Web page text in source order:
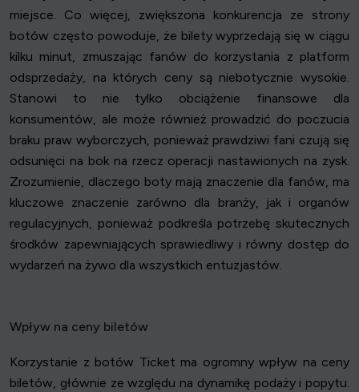
miejsce. Co więcej, zwiększona konkurencja ze strony
botów często powoduje, że bilety wyprzedają się w ciągu
kilku minut, zmuszając fanów do korzystania z platform
odsprzedaży, na których ceny są niebotycznie wysokie.
Stanowi to nie tylko obciążenie finansowe dla
konsumentów, ale może również prowadzić do poczucia
braku praw wyborczych, ponieważ prawdziwi fani czują się
odsunięci na bok na rzecz operacji nastawionych na zysk.
Zrozumienie, dlaczego boty mają znaczenie dla fanów, ma
kluczowe znaczenie zarówno dla branży, jak i organów
regulacyjnych, ponieważ podkreśla potrzebę skutecznych
środków zapewniających sprawiedliwy i równy dostęp do
wydarzeń na żywo dla wszystkich entuzjastów.
Wpływ na ceny biletów
Korzystanie z botów Ticket ma ogromny wpływ na ceny
biletów, głównie ze względu na dynamikę podaży i popytu.